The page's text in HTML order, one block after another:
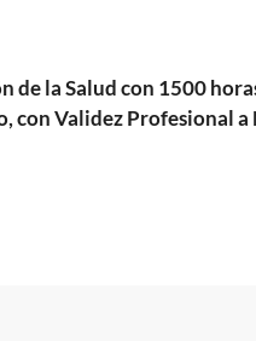
la Salud con 1500
con Validez